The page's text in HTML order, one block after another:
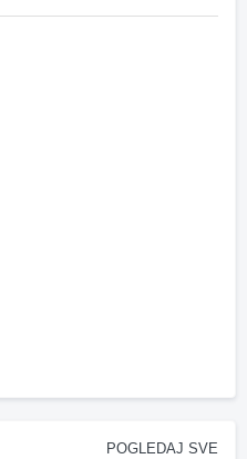
POGLEDAJ SVE